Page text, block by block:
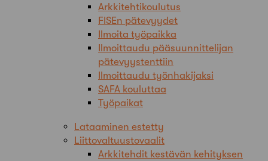
Arkkitehtikoulutus
FISEn pätevyydet
Ilmoita työpaikka
Ilmoittaudu pääsuunnittelijan
pätevyystenttiin
Ilmoittaudu työnhakijaksi
SAFA kouluttaa
Työpaikat
Lataaminen estetty
Liittovaltuustovaalit
Arkkitehdit kestävän kehityksen